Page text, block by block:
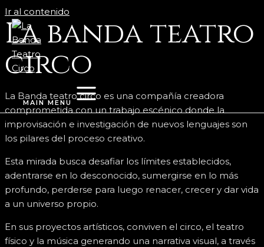
Ir al contenido
MAIN MENU
La banda teatro
circo
La Banda teatro circo es una compañía creadora
comprometida con un trabajo escénico donde la
improvisación e investigación de nuevos lenguajes son
los pilares del proceso creativo.
Esta mirada busca desafiar los límites establecidos,
adentrarse en lo desconocido, sumergirse en lo más
profundo, perderse para luego renacer, crecer y dar vida
a un universo propio.
En sus proyectos artísticos, conviven el circo, el teatro
físico y la música generando una narrativa visual, a través